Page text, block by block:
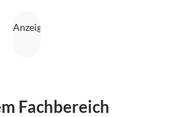
Fachbereich